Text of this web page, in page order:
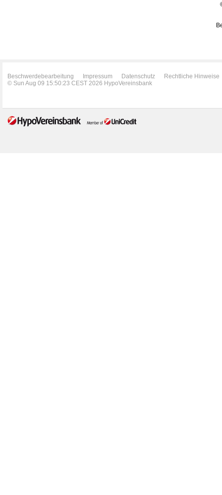
Beschwerdebearbeitung Impressum Datenschutz
Rechtliche Hinweise
© Sun Aug 09 15:50:23 CEST 2026 HypoVereinsbank